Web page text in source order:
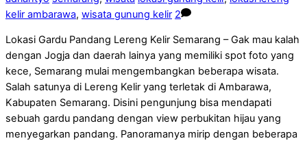
kelir ambarawa, wisata gunung kelir 2
Lokasi Gardu Pandang Lereng Kelir Semarang – Gak mau kalah
dengan Jogja dan daerah lainya yang memiliki spot foto yang
kece, Semarang mulai mengembangkan beberapa wisata.
Salah satunya di Lereng Kelir yang terletak di Ambarawa,
Kabupaten Semarang. Disini pengunjung bisa mendapati
sebuah gardu pandang dengan view perbukitan hijau yang
menyegarkan pandang. Panoramanya mirip dengan beberapa